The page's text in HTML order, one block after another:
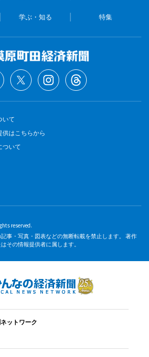
学ぶ・知る 特集
いて
供はこちらから
ついて
reserved.
事・写真・図表などの無断転載を禁止します。 著作
その情報提供者に属します。
ットワーク